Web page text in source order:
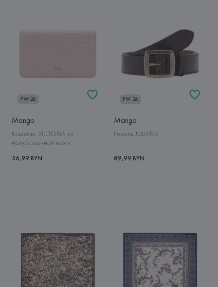
FW'26
Mango
Кошелек VICTORIA из
искусственной кожи
56,99 BYN
FW'26
Mango
Ремень JULIAN3
89,99 BYN